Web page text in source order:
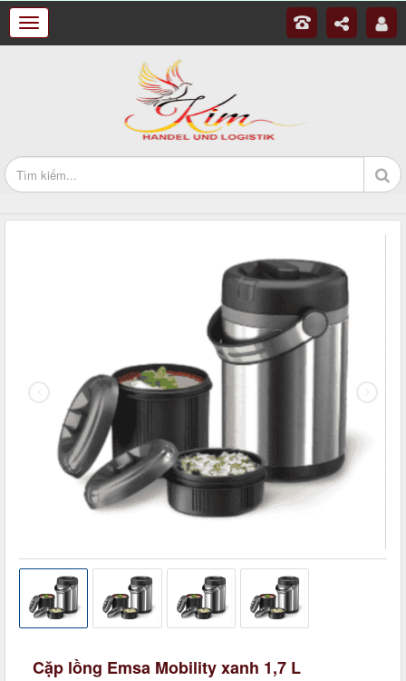
Cặp lồng Emsa Mobility xanh 1,7 L